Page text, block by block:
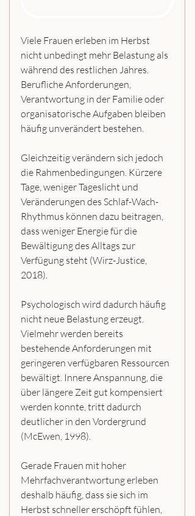
Viele Frauen erleben im Herbst
nicht unbedingt mehr Belastung als
während des restlichen Jahres.
Berufliche Anforderungen,
Verantwortung in der Familie oder
organisatorische Aufgaben bleiben
häufig unverändert bestehen.
Gleichzeitig verändern sich jedoch
die Rahmenbedingungen. Kürzere
Tage, weniger Tageslicht und
Veränderungen des Schlaf-Wach-
Rhythmus können dazu beitragen,
dass weniger Energie für die
Bewältigung des Alltags zur
Verfügung steht (Wirz-Justice,
2018).
Psychologisch wird dadurch häufig
nicht neue Belastung erzeugt.
Vielmehr werden bereits
bestehende Anforderungen mit
geringeren verfügbaren Ressourcen
bewältigt. Innere Anspannung, die
über längere Zeit gut kompensiert
werden konnte, tritt dadurch
deutlicher in den Vordergrund
(McEwen, 1998).
Gerade Frauen mit hoher
Mehrfachverantwortung erleben
deshalb häufig, dass sie sich im
Herbst schneller erschöpft fühlen,